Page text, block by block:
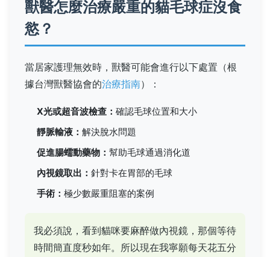
獸醫怎麼治療嚴重的貓毛球症沒食
慾？
當居家護理無效時，獸醫可能會進行以下處置（根
據台灣獸醫協會的治療指南）：
X光或超音波檢查： 確認毛球位置和大小
靜脈輸液： 解決脫水問題
促進腸蠕動藥物： 幫助毛球通過消化道
內視鏡取出： 針對卡在胃部的毛球
手術： 極少數嚴重阻塞的案例
我必須說，看到貓咪要麻醉做內視鏡，那個等待
時間簡直度秒如年。所以現在我寧願每天花五分